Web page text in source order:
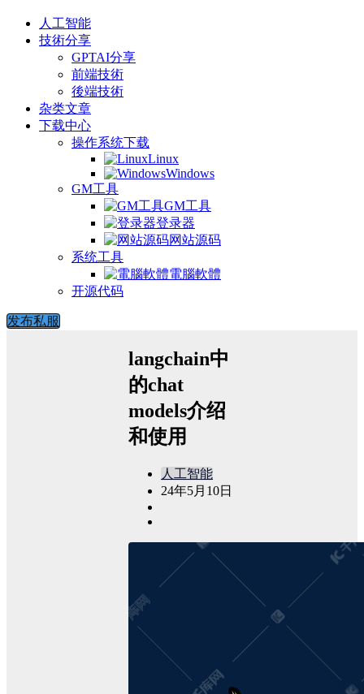
人工智能
技術分享
GPTAI分享
前端技術
後端技術
杂类文章
下载中心
操作系统下载
Linux
Windows
GM工具
GM工具
登录器
网站源码
系统工具
電腦軟體
开源代码
发布私服
langchain中
的chat
models介绍
和使用
人工智能
24年5月10日